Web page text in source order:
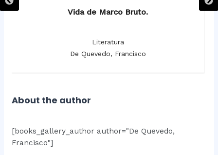
Vida de Marco Bruto.
Literatura
De Quevedo, Francisco
About the author
[books_gallery_author author="De Quevedo,
Francisco"]